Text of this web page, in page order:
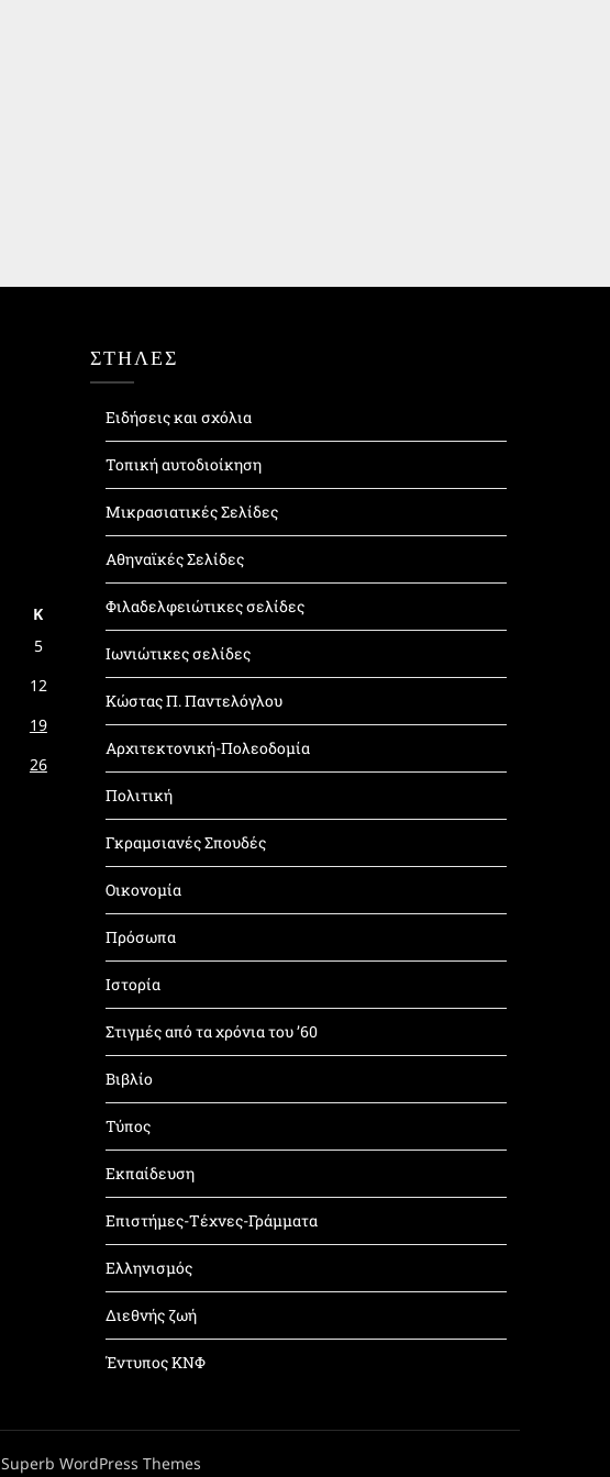
Κ
5
12
19
26
ΣΤΗΛΕΣ
Ειδήσεις και σχόλια
Τοπική αυτοδιοίκηση
Μικρασιατικές Σελίδες
Αθηναϊκές Σελίδες
Φιλαδελφειώτικες σελίδες
Ιωνιώτικες σελίδες
Κώστας Π. Παντελόγλου
Αρχιτεκτονική-Πολεοδομία
Πολιτική
Γκραμσιανές Σπουδές
Οικονομία
Πρόσωπα
Ιστορία
Στιγμές από τα χρόνια του ’60
Βιβλίο
Τύπος
Εκπαίδευση
Επιστήμες-Τέχνες-Γράμματα
Ελληνισμός
Διεθνής ζωή
Έντυπος ΚΝΦ
Superb WordPress Themes